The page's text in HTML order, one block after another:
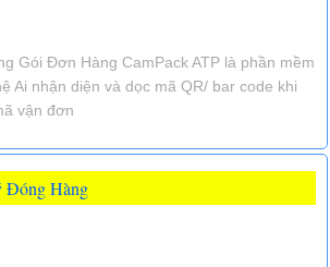
Gói Đơn Hàng CamPack ATP là phần mềm
Ai nhận diện và dọc mã QR/ bar code khi
vận đơn
Đóng Hàng